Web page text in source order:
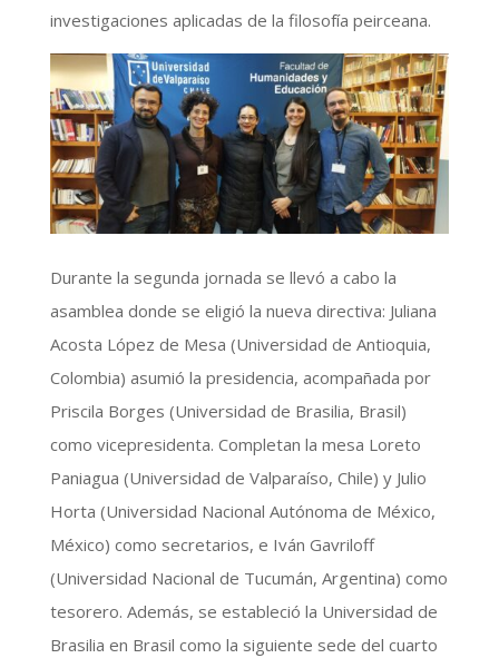
investigaciones aplicadas de la filosofía peirceana.
Durante la segunda jornada se llevó a cabo la
asamblea donde se eligió la nueva directiva: Juliana
Acosta López de Mesa (Universidad de Antioquia,
Colombia) asumió la presidencia, acompañada por
Priscila Borges (Universidad de Brasilia, Brasil)
como vicepresidenta. Completan la mesa Loreto
Paniagua (Universidad de Valparaíso, Chile) y Julio
Horta (Universidad Nacional Autónoma de México,
México) como secretarios, e Iván Gavriloff
(Universidad Nacional de Tucumán, Argentina) como
tesorero. Además, se estableció la Universidad de
Brasilia en Brasil como la siguiente sede del cuarto